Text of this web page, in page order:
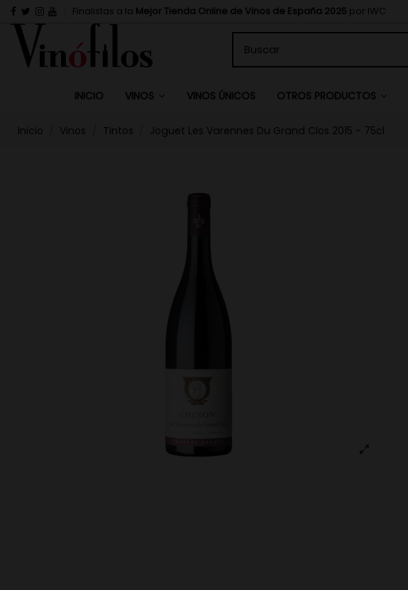
Finalistas a la Mejor Tienda Online de Vinos de España 2025 por IWC
INICIO VINOS VINOS ÚNICOS OTROS PRODUCTOS
Inicio Vinos Tintos Joguet Les Varennes Du Grand Clos 2015 - 75cl